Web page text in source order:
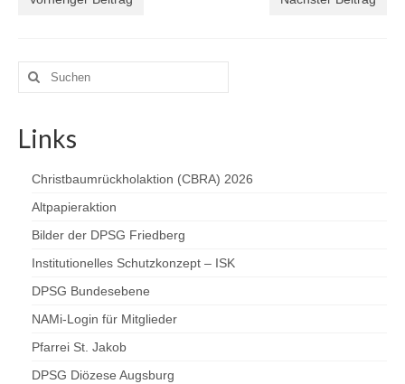
Suchen
nach:
Links
Christbaumrückholaktion (CBRA) 2026
Altpapieraktion
Bilder der DPSG Friedberg
Institutionelles Schutzkonzept – ISK
DPSG Bundesebene
NAMi-Login für Mitglieder
Pfarrei St. Jakob
DPSG Diözese Augsburg